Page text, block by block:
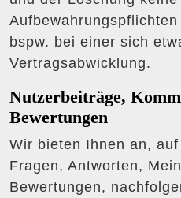
bspw. bei einer sich
Vertragsabwicklung.
Nutzerbeiträge,
Bewertungen
Wir bieten Ihnen an,
Fragen, Antworten,
Bewertungen,